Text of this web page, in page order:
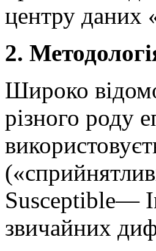
центру даних
2.
Широко
різного роду
Susceptible—
звичайних